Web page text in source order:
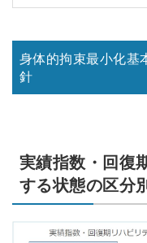
身体的拘束最小化基
針
実績指数・回復
する状態の区分